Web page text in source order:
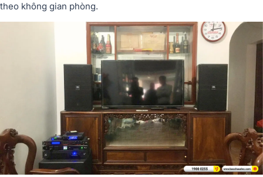
theo không gian phòng.